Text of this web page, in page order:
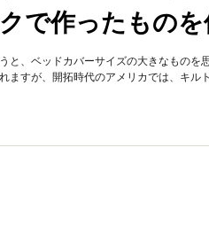
で作ったもの
と、ベッドカバーサイズの大きなもの
ますが、開拓時代のアメリカでは、キル